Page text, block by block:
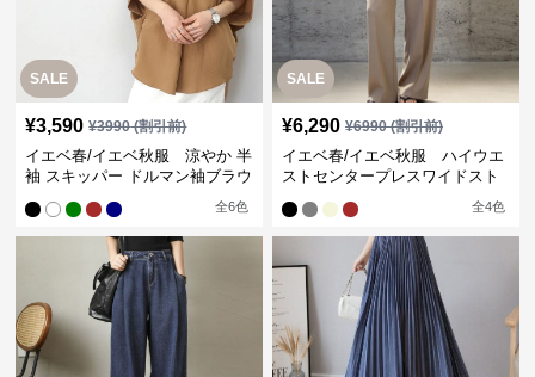
SALE
¥3,590 ¥3990(割引前)
イエベ春/イエベ秋服 涼やか 半
袖 スキッパー ドルマン袖ブラウ
全6色
SALE
¥6,290 ¥6990(割引前)
イエベ春/イエベ秋服 ハイウエ
ストセンタープレスワイドスト
全4色